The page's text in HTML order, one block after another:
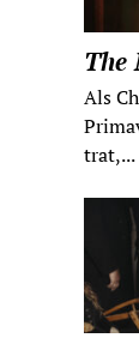
The
Als
trat,...